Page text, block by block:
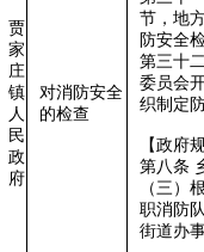
贾
家
庄
镇
人
民
政
府
对消防安全
的检查
节，地
防安全
第三十
委员会
织制定
【政府
第八条
（三）
职消防
街道办